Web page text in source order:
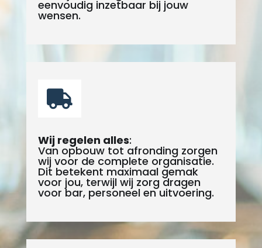
eenvoudig inzetbaar bij jouw
wensen.

Wij regelen alles:
Van opbouw tot afronding zorgen
wij voor de complete organisatie.
Dit betekent maximaal gemak
voor jou, terwijl wij zorg dragen
voor bar, personeel en uitvoering.